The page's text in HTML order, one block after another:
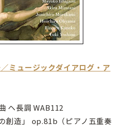
ミュージックダイアログ・ア
ヘ長調 WAB112
創造」 op.81b（ピアノ五重奏